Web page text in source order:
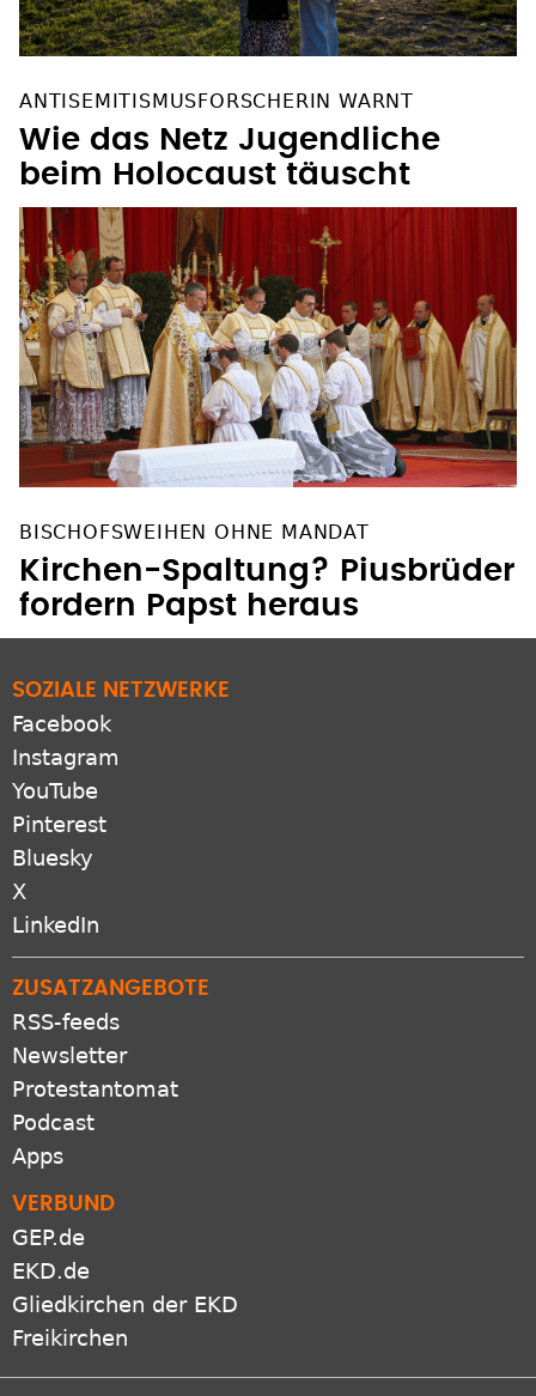
ANTISEMITISMUSFORSCHERIN WARNT
Wie das Netz Jugendliche
beim Holocaust täuscht
BISCHOFSWEIHEN OHNE MANDAT
Kirchen-Spaltung? Piusbrüder
fordern Papst heraus
SOZIALE NETZWERKE
Facebook
Instagram
YouTube
Pinterest
Bluesky
X
LinkedIn
ZUSATZANGEBOTE
RSS-feeds
Newsletter
Protestantomat
Podcast
Apps
VERBUND
GEP.de
EKD.de
Gliedkirchen der EKD
Freikirchen